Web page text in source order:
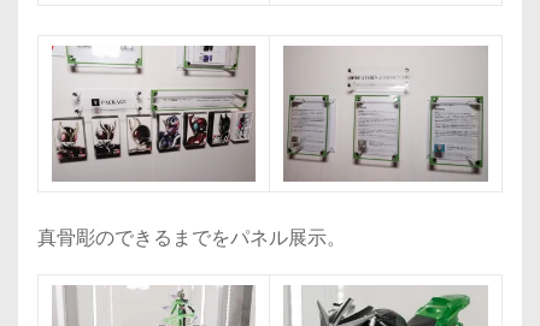
真骨彫のできるまでをパネル展示。